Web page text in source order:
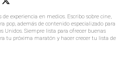
de experiencia en medios. Escribo sobre cine,
pop, además de contenido especializado para
Unidos. Siempre lista para ofrecer buenas
tu próxima maratón y hacer crecer tu lista de